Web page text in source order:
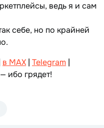
ведь я и сам
себе, но по крайней
в MAX | Telegram |
ибо грядет!